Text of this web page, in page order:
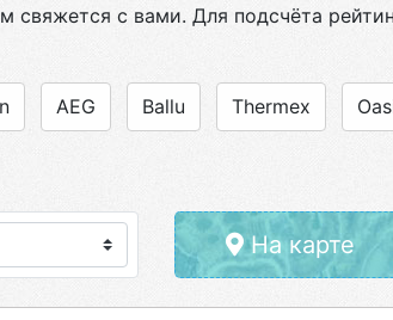
свяжется с вами. Для подсчёта
AEG Ballu Thermex
На карте